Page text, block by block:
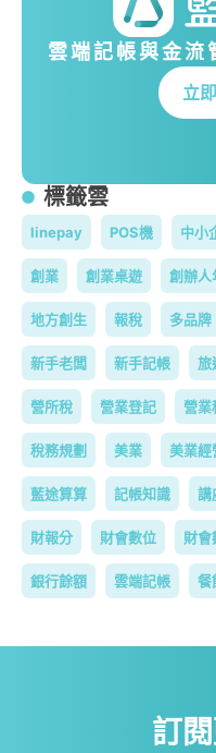
雲端記帳與金流
立
標籤雲
linepay POS機 中小
創業 創業桌遊 創辦人
地方創生 報稅 多品牌
新手老闆 新手記帳 旅
營所稅 營業登記 營業
稅務規劃 美業 美業經
藍途算算 記帳知識 講
財報分 財會數位 財會
銀行餘額 雲端記帳 餐
訂